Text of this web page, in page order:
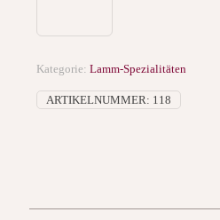
Kategorie: Lamm-Spezialitäten
ARTIKELNUMMER: 118